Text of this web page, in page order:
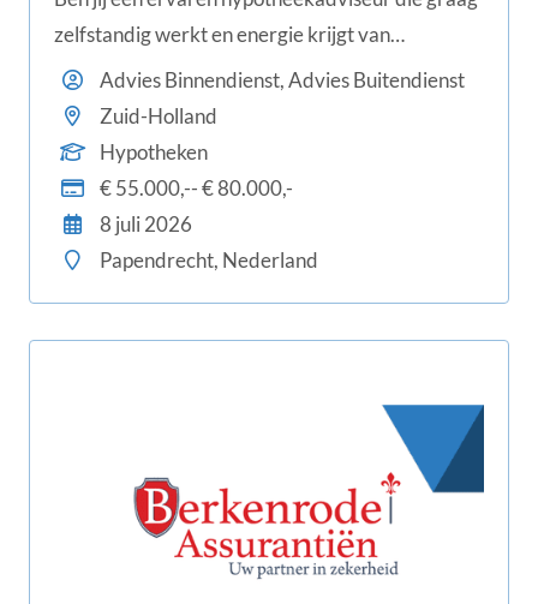
zelfstandig werkt en energie krijgt van
persoonlijk klantcontact? Dan is dit jouw kans om
aan de slag te gaan bij Van Heeswijk in
Papendrecht. Je begeleidt particuliere klanten in
de regio Drechtsteden van A tot Z bij hun
hypotheekaanvraag en denkt mee over hun
complete financiële situatie.
Advies Binnendienst, Advies Buitendienst
Zuid-Holland
Hypotheken
€ 55.000,-- € 80.000,-
8 juli 2026
Papendrecht, Nederland